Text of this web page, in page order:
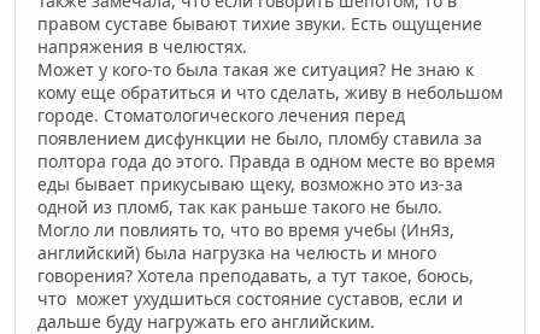
правом суставе бывают тихие звуки. Есть ощущение
напряжения в челюстях.
Может у кого-то была такая же ситуация? Не знаю к
кому еще обратиться и что сделать, живу в небольшом
городе. Стоматологического лечения перед
появлением дисфункции не было, пломбу ставила за
полтора года до этого. Правда в одном месте во время
еды бывает прикусываю щеку, возможно это из-за
одной из пломб, так как раньше такого не было.
Могло ли повлиять то, что во время учебы (ИнЯз,
английский) была нагрузка на челюсть и много
говорения? Хотела преподавать, а тут такое, боюсь,
что может ухудшиться состояние суставов, если и
дальше буду нагружать его английским.